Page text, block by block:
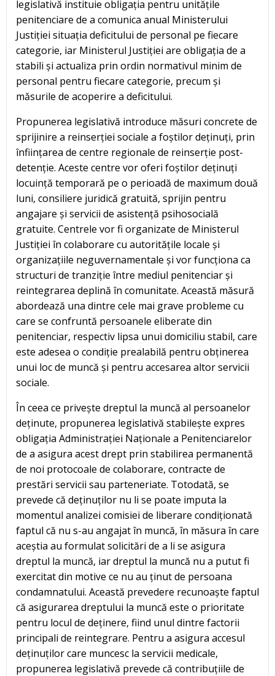
legislativă instituie obligația pentru unitățile
penitenciare de a comunica anual Ministerului
Justiției situația deficitului de personal pe fiecare
categorie, iar Ministerul Justiției are obligația de a
stabili și actualiza prin ordin normativul minim de
personal pentru fiecare categorie, precum și
măsurile de acoperire a deficitului.
Propunerea legislativă introduce măsuri concrete de
sprijinire a reinserției sociale a foștilor deținuți, prin
înființarea de centre regionale de reinserție post-
detenție. Aceste centre vor oferi foștilor deținuți
locuință temporară pe o perioadă de maximum două
luni, consiliere juridică gratuită, sprijin pentru
angajare și servicii de asistență psihosocială
gratuite. Centrele vor fi organizate de Ministerul
Justiției în colaborare cu autoritățile locale și
organizațiile neguvernamentale și vor funcționa ca
structuri de tranziție între mediul penitenciar și
reintegrarea deplină în comunitate. Această măsură
abordează una dintre cele mai grave probleme cu
care se confruntă persoanele eliberate din
penitenciar, respectiv lipsa unui domiciliu stabil, care
este adesea o condiție prealabilă pentru obținerea
unui loc de muncă și pentru accesarea altor servicii
sociale.
În ceea ce privește dreptul la muncă al persoanelor
deținute, propunerea legislativă stabilește expres
obligația Administrației Naționale a Penitenciarelor
de a asigura acest drept prin stabilirea permanentă
de noi protocoale de colaborare, contracte de
prestări servicii sau parteneriate. Totodată, se
prevede că deținuților nu li se poate imputa la
momentul analizei comisiei de liberare condiționată
faptul că nu s-au angajat în muncă, în măsura în care
aceștia au formulat solicitări de a li se asigura
dreptul la muncă, iar dreptul la muncă nu a putut fi
exercitat din motive ce nu au ținut de persoana
condamnatului. Această prevedere recunoaște faptul
că asigurarea dreptului la muncă este o prioritate
pentru locul de deținere, fiind unul dintre factorii
principali de reintegrare. Pentru a asigura accesul
deținuților care muncesc la servicii medicale,
propunerea legislativă prevede că contribuțiile de